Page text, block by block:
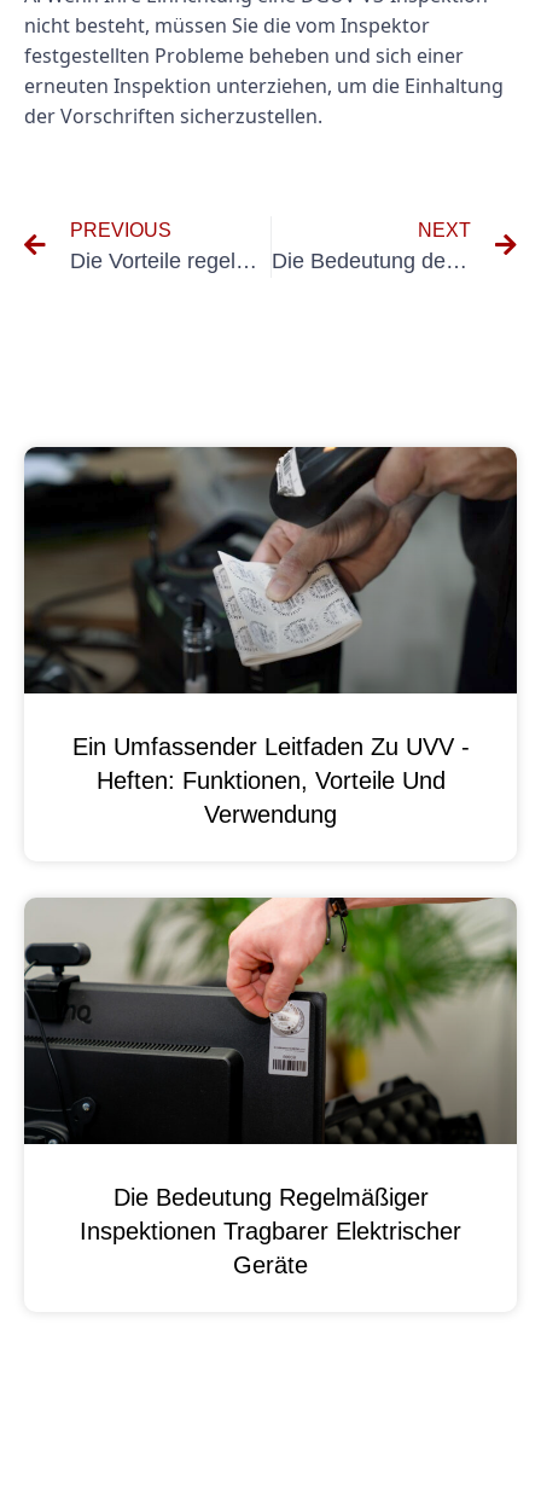
nicht besteht, müssen Sie die vom Inspektor
festgestellten Probleme beheben und sich einer
erneuten Inspektion unterziehen, um die Einhaltung
der Vorschriften sicherzustellen.
PREVIOUS
Die Vorteile regelmäßiger DGUV 3-Prüfungen für die Arbeitssicherheit
NEXT
Die Bedeutung der VDE-Prüfung für elektrische Geräte verstehen
Ein Umfassender Leitfaden Zu UVV -
Heften: Funktionen, Vorteile Und
Verwendung
Die Bedeutung Regelmäßiger
Inspektionen Tragbarer Elektrischer
Geräte